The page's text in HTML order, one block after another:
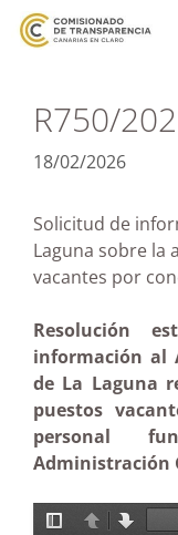
R750/
18/02/2026
Solicitud de
Laguna sobre la
vacantes por
Resolución
información al
de La Laguna
puestos
personal
Administración